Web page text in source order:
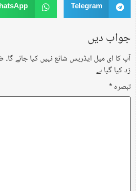
Telegram
جواب دیں
آپ کا ای میل ایڈریس شائع نہیں کیا جائے گا۔
زد کیا گیا ہے
تبصرہ*